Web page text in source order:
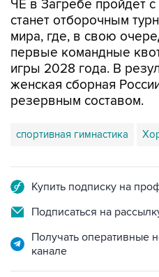
мира, где, в свою
первые командные
игры 2028 года. В
женская сборная
резервным составом.
спортивная гимнастика
Подписаться на
Получать оперативные
канале
НОВОСТИ ПО ТЕМЕ